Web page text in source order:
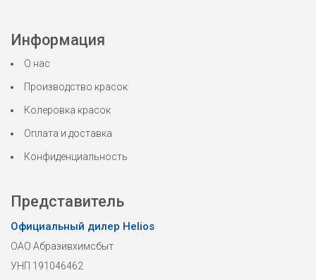
Информация
О нас
Производство красок
Колеровка красок
Оплата и доставка
Конфиденциальность
Представитель
Официальный дилер Helios
ОАО Абразивхимсбыт
УНП 191046462